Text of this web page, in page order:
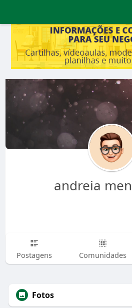
andreia
Postagens Comunidades
Fotos